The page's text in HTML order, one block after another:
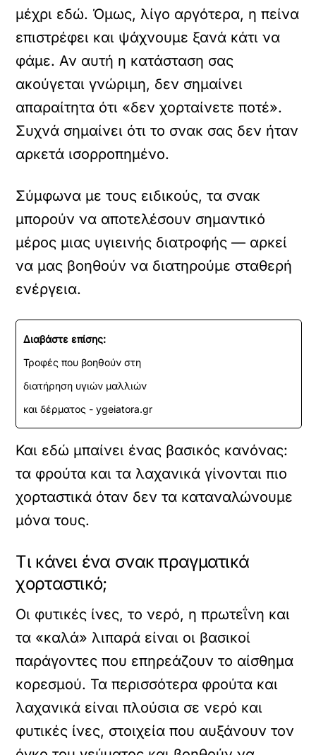
μέχρι εδώ. Όμως, λίγο αργότερα, η πείνα
επιστρέφει και ψάχνουμε ξανά κάτι να
φάμε. Αν αυτή η κατάσταση σας
ακούγεται γνώριμη, δεν σημαίνει
απαραίτητα ότι «δεν χορταίνετε ποτέ».
Συχνά σημαίνει ότι το σνακ σας δεν ήταν
αρκετά ισορροπημένο.
Σύμφωνα με τους ειδικούς, τα σνακ
μπορούν να αποτελέσουν σημαντικό
μέρος μιας υγιεινής διατροφής — αρκεί
να μας βοηθούν να διατηρούμε σταθερή
ενέργεια.
Διαβάστε επίσης:
Τροφές που βοηθούν στη
διατήρηση υγιών μαλλιών
και δέρματος - ygeiatora.gr
Και εδώ μπαίνει ένας βασικός κανόνας:
τα φρούτα και τα λαχανικά γίνονται πιο
χορταστικά όταν δεν τα καταναλώνουμε
μόνα τους.
Τι κάνει ένα σνακ πραγματικά
χορταστικό;
Οι φυτικές ίνες, το νερό, η πρωτεΐνη και
τα «καλά» λιπαρά είναι οι βασικοί
παράγοντες που επηρεάζουν το αίσθημα
κορεσμού. Τα περισσότερα φρούτα και
λαχανικά είναι πλούσια σε νερό και
φυτικές ίνες, στοιχεία που αυξάνουν τον